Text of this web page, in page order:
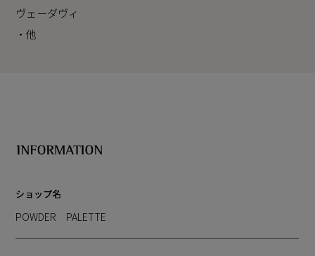
ヴェーダヴィ
・他
ショップ名
POWDER PALETTE